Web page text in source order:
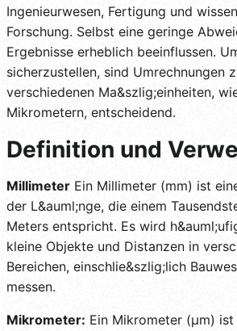
Ingenieurwesen, Fertigung und
Forschung. Selbst eine geringe
Ergebnisse erheblich beeinflussen.
sicherzustellen, sind Umrechnungen
verschiedenen Ma&szlig;einheiten,
Mikrometern, entscheidend.
Definition und
Millimeter Ein Millimeter (mm) ist
der L&auml;nge, die einem
Meters entspricht. Es wird
kleine Objekte und Distanzen in
Bereichen, einschlie&szlig;lich
messen.
Mikrometer: Ein Mikrometer (µm)